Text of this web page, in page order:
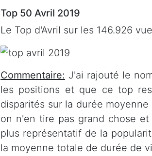
Top 50 Avril 2019
Le Top d'Avril sur les 146.926
Commentaire: J'ai rajouté le
les positions et que ce top
disparités sur la durée
on n'en tire pas grand chose
plus représentatif de la
la moyenne totale de durée de